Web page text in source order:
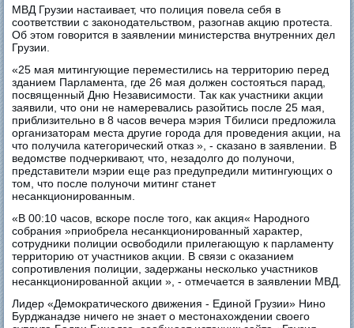
МВД Грузии настаивает, что полиция повела себя в
соответствии с законодательством, разогнав акцию протеста.
Об этом говорится в заявлении министерства внутренних дел
Грузии.
«25 мая митингующие переместились на территорию перед
зданием Парламента, где 26 мая должен состояться парад,
посвященный Дню Независимости. Так как участники акции
заявили, что они не намеревались разойтись после 25 мая,
приблизительно в 8 часов вечера мэрия Тбилиси предложила
организаторам места другие города для проведения акции, на
что получила категорический отказ », - сказано в заявлении. В
ведомстве подчеркивают, что, незадолго до полуночи,
представители мэрии еще раз предупредили митингующих о
том, что после полуночи митинг станет
несанкционированным.
«В 00:10 часов, вскоре после того, как акция« Народного
собрания »приобрела несанкционированный характер,
сотрудники полиции освободили прилегающую к парламенту
территорию от участников акции. В связи с оказанием
сопротивления полиции, задержаны несколько участников
несанкционированной акции », - отмечается в заявлении МВД.
Лидер «Демократического движения - Единой Грузии» Нино
Бурджанадзе ничего не знает о местонахождении своего